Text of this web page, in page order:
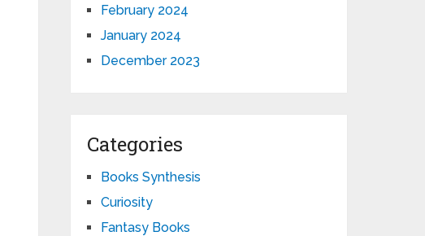
February 2024
January 2024
December 2023
Categories
Books Synthesis
Curiosity
Fantasy Books